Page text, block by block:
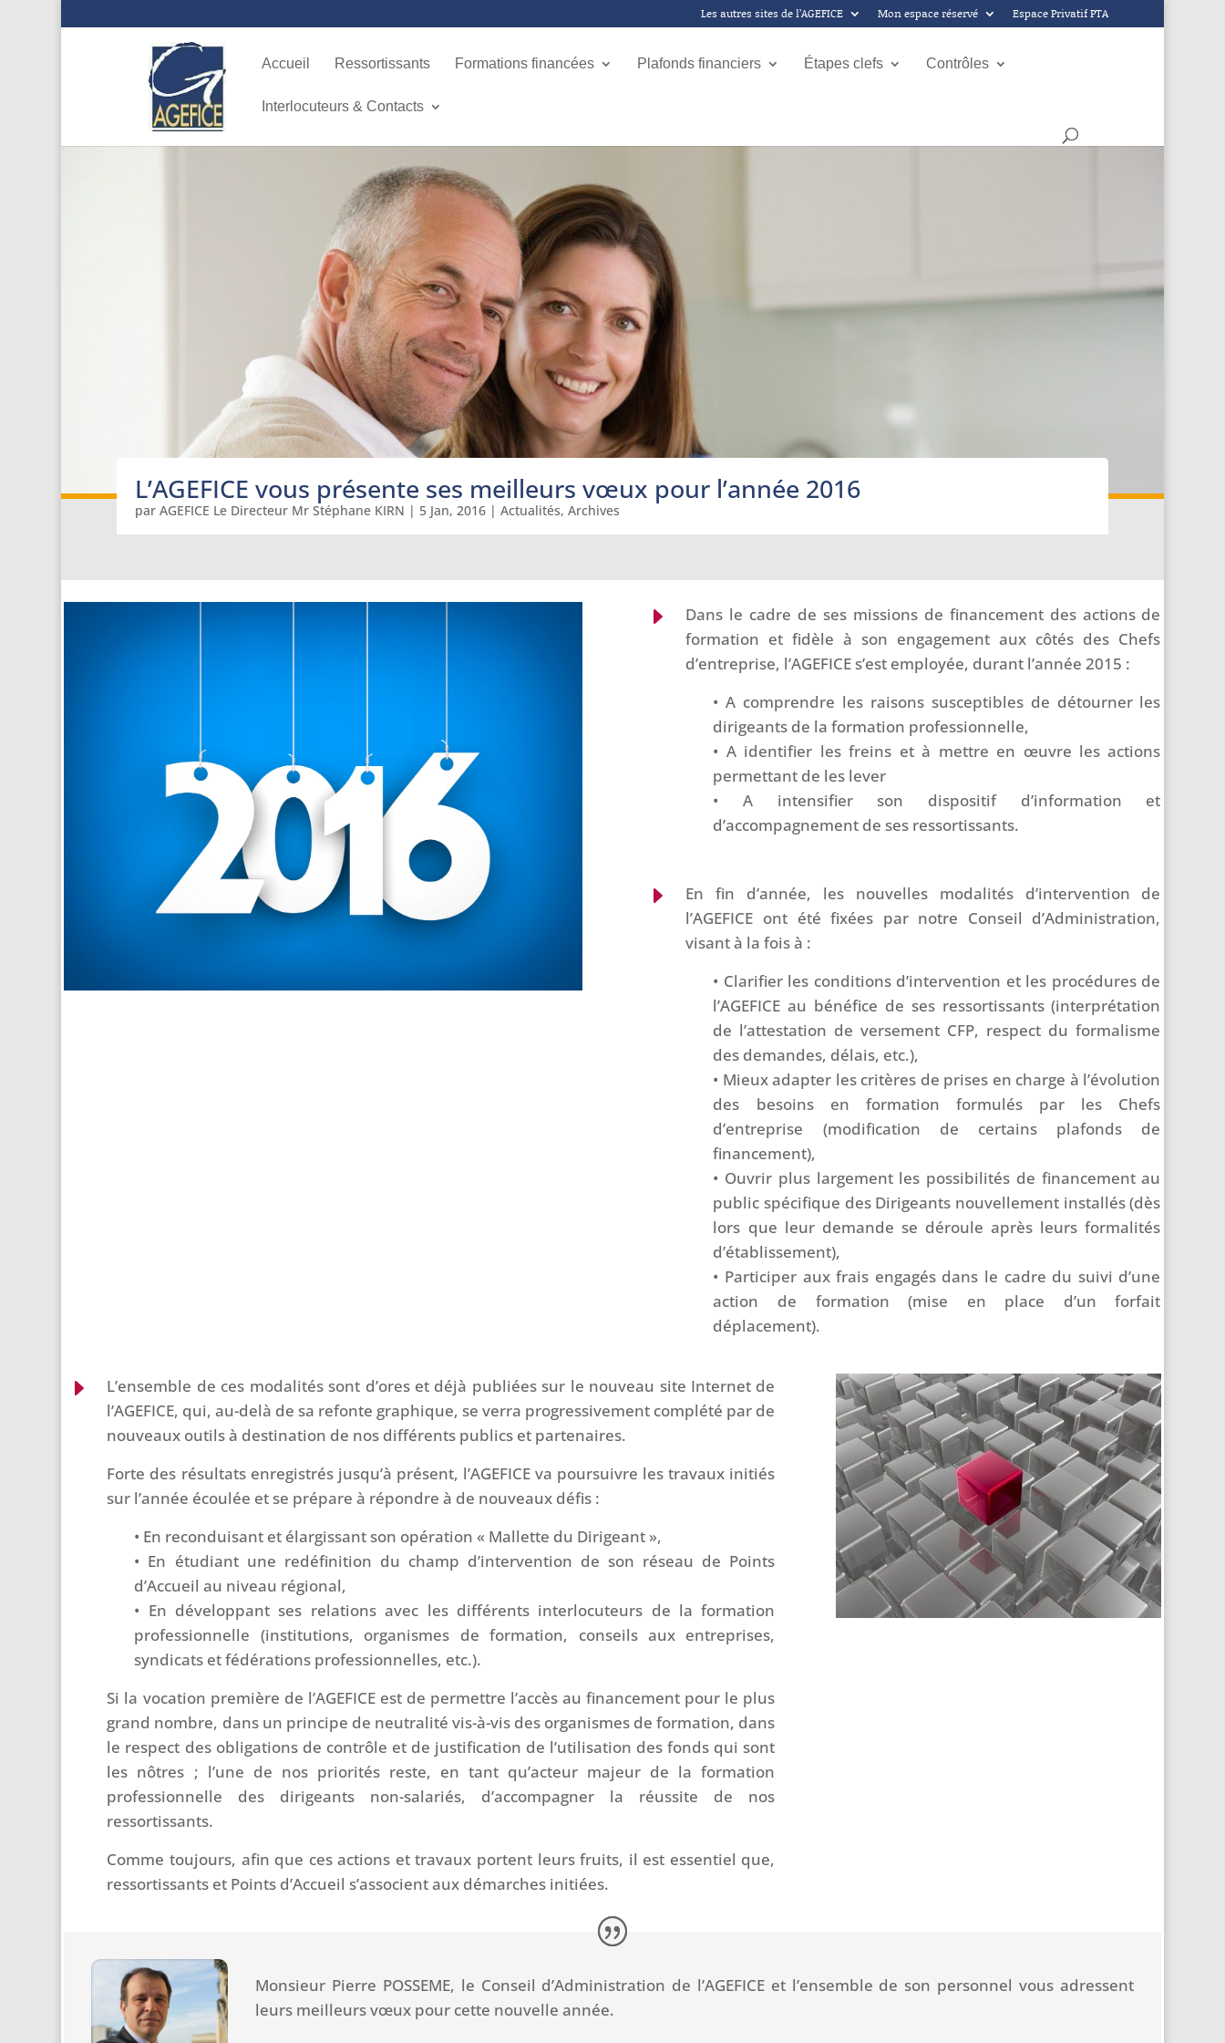
Les autres sites de l’AGEFICE Mon espace réservé Espace Privatif PTA
Accueil Ressortissants Formations financées Plafonds financiers Étapes clefs Contrôles
Interlocuteurs & Contacts
L’AGEFICE vous présente ses meilleurs vœux pour l’année 2016
par AGEFICE Le Directeur Mr Stéphane KIRN | 5 Jan, 2016| Actualités, Archives
E
Dans le cadre de ses missions de financement des actions de
formation et fidèle à son engagement aux côtés des Chefs
d’entreprise, l’AGEFICE s’est employée, durant l’année 2015 :
• A comprendre les raisons susceptibles de détourner les
dirigeants de la formation professionnelle,
• A identifier les freins et à mettre en œuvre les actions
permettant de les lever
• A intensifier son dispositif d’information et
d’accompagnement de ses ressortissants.
E
En fin d’année, les nouvelles modalités d’intervention de
l’AGEFICE ont été fixées par notre Conseil d’Administration,
visant à la fois à :
• Clarifier les conditions d’intervention et les procédures de
l’AGEFICE au bénéfice de ses ressortissants (interprétation
de l’attestation de versement CFP, respect du formalisme
des demandes, délais, etc.),
• Mieux adapter les critères de prises en charge à l’évolution
des besoins en formation formulés par les Chefs
d’entreprise (modification de certains plafonds de
financement),
• Ouvrir plus largement les possibilités de financement au
public spécifique des Dirigeants nouvellement installés (dès
lors que leur demande se déroule après leurs formalités
d’établissement),
• Participer aux frais engagés dans le cadre du suivi d’une
action de formation (mise en place d’un forfait
déplacement).
E
L’ensemble de ces modalités sont d’ores et déjà publiées sur le nouveau site Internet de
l’AGEFICE, qui, au-delà de sa refonte graphique, se verra progressivement complété par de
nouveaux outils à destination de nos différents publics et partenaires.
Forte des résultats enregistrés jusqu’à présent, l’AGEFICE va poursuivre les travaux initiés
sur l’année écoulée et se prépare à répondre à de nouveaux défis :
• En reconduisant et élargissant son opération « Mallette du Dirigeant »,
• En étudiant une redéfinition du champ d’intervention de son réseau de Points
d’Accueil au niveau régional,
• En développant ses relations avec les différents interlocuteurs de la formation
professionnelle (institutions, organismes de formation, conseils aux entreprises,
syndicats et fédérations professionnelles, etc.).
Si la vocation première de l’AGEFICE est de permettre l’accès au financement pour le plus
grand nombre, dans un principe de neutralité vis-à-vis des organismes de formation, dans
le respect des obligations de contrôle et de justification de l’utilisation des fonds qui sont
les nôtres ; l’une de nos priorités reste, en tant qu’acteur majeur de la formation
professionnelle des dirigeants non-salariés, d’accompagner la réussite de nos
ressortissants.
Comme toujours, afin que ces actions et travaux portent leurs fruits, il est essentiel que,
ressortissants et Points d’Accueil s’associent aux démarches initiées.
Monsieur Pierre POSSEME, le Conseil d’Administration de l’AGEFICE et l’ensemble de son personnel vous adressent
leurs meilleurs vœux pour cette nouvelle année.